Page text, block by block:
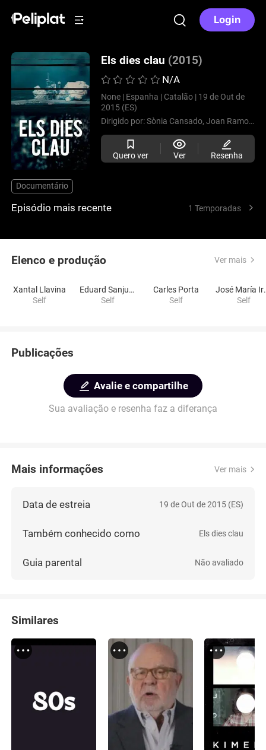
Login
Els dies clau (2015)
N/A
None | Espanha | Catalão | 19 de Out de
2015 (ES)
Dirigido por:Sònia Cansado, Joan Ramon Anguera,
Quero ver Ver Resenha
Documentário
Episódio mais recente 1 Temporadas
Elenco e produção Ver mais
Xantal Llavina
Self
Eduard Sanjuan
Self
Carles Porta
Self
Self
Publicações
Avalie e compartilhe
Sua avaliação e resenha faz a diferança
Mais informações Ver mais
Data de estreia 19 de Out de 2015 (ES)
Também conhecido como Els dies clau
Guia parental Não avaliado
Similares